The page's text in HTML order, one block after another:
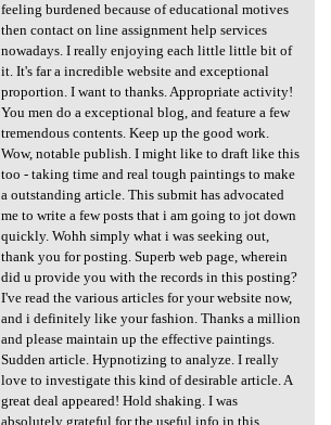
feeling burdened because of educational motives
then contact on line assignment help services
nowadays. I really enjoying each little little bit of
it. It's far a incredible website and exceptional
proportion. I want to thanks. Appropriate activity!
You men do a exceptional blog, and feature a few
tremendous contents. Keep up the good work.
Wow, notable publish. I might like to draft like this
too - taking time and real tough paintings to make
a outstanding article. This submit has advocated
me to write a few posts that i am going to jot down
quickly. Wohh simply what i was seeking out,
thank you for posting. Superb web page, wherein
did u provide you with the records in this posting?
I've read the various articles for your website now,
and i definitely like your fashion. Thanks a million
and please maintain up the effective paintings.
Sudden article. Hypnotizing to analyze. I really
love to investigate this kind of desirable article. A
great deal appeared! Hold shaking. I was
absolutely grateful for the useful info in this